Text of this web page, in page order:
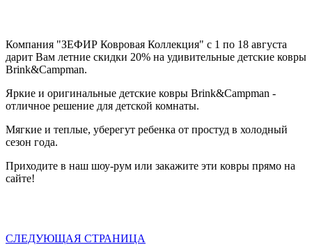
Компания "ЗЕФИР Ковровая Коллекция" с 1 по 18 августа
дарит Вам летние скидки 20% на удивительные детские ковры
Brink&Campman.
Яркие и оригинальные детские ковры Brink&Campman -
отличное решение для детской комнаты.
Мягкие и теплые, уберегут ребенка от простуд в холодный
сезон года.
Приходите в наш шоу-рум или закажите эти ковры прямо на
сайте!
СЛЕДУЮЩАЯ СТРАНИЦА